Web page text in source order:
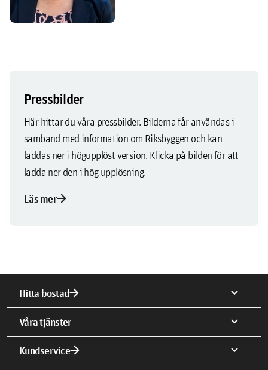
Pressbilder
Här hittar du våra pressbilder. Bilderna får användas i
samband med information om Riksbyggen och kan
laddas ner i högupplöst version. Klicka på bilden för att
ladda ner den i hög upplösning.
Läs merarrow_forward
Hitta bostadarrow_forward expand_more
Våra tjänster expand_more
Kundservicearrow_forward expand_more